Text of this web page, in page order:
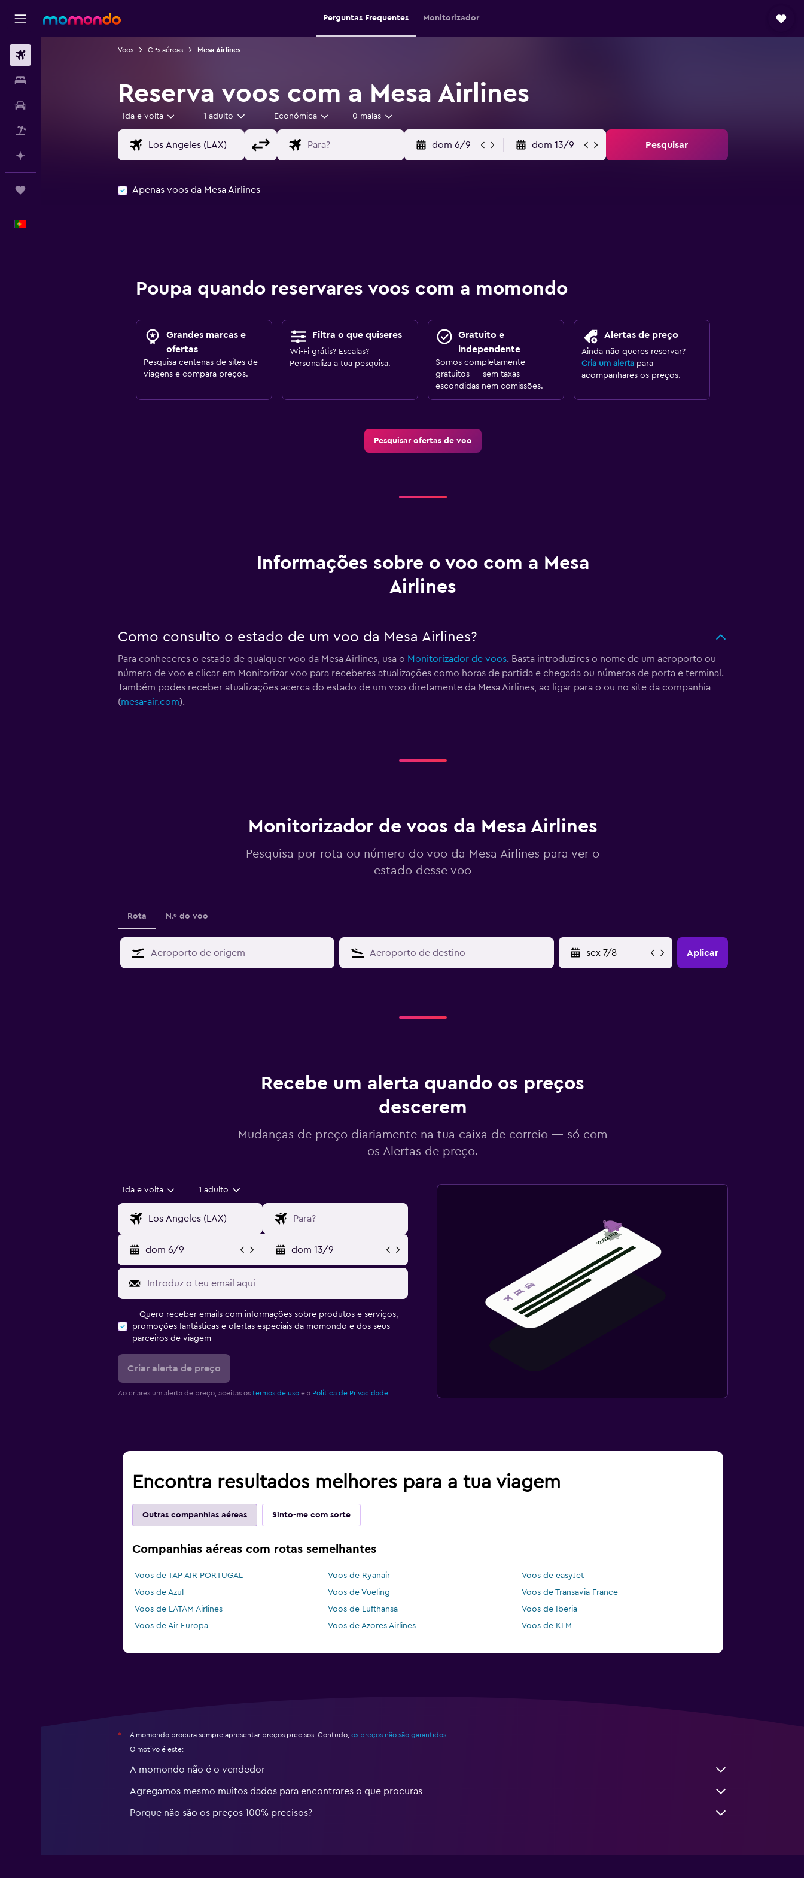
Perguntas Frequentes Monitorizador
Voos C.ªs aéreas Mesa Airlines
Reserva voos com a Mesa Airlines
Ida e volta 1 adulto Económica 0 malas
dom 6/9 dom 13/9 Pesquisar
Apenas voos da Mesa Airlines
Poupa quando reservares voos com a momondo
Grandes marcas e
ofertas
Pesquisa centenas de sites de
viagens e compara preços.
Filtra o que quiseres
Wi-Fi grátis? Escalas?
Personaliza a tua pesquisa.
Gratuito e
independente
Somos completamente
gratuitos — sem taxas
escondidas nem comissões.
Alertas de preço
Ainda não queres reservar?
Cria um alertapara
acompanhares os preços.
Pesquisar ofertas de voo
Informações sobre o voo com a Mesa
Airlines
Como consulto o estado de um voo da Mesa Airlines?
Para conheceres o estado de qualquer voo da Mesa Airlines, usa o Monitorizador de voos. Basta introduzires o nome de um aeroporto ou
número de voo e clicar em Monitorizar voo para receberes atualizações como horas de partida e chegada ou números de porta e terminal.
Também podes receber atualizações acerca do estado de um voo diretamente da Mesa Airlines, ao ligar para o ou no site da companhia
(mesa-air.com).
Monitorizador de voos da Mesa Airlines
Pesquisa por rota ou número do voo da Mesa Airlines para ver o
estado desse voo
Rota N.º do voo
Aplicar
Recebe um alerta quando os preços
descerem
Mudanças de preço diariamente na tua caixa de correio — só com
os Alertas de preço.
Ida e volta 1 adulto
dom 6/9 dom 13/9
Quero receber emails com informações sobre produtos e serviços,
promoções fantásticas e ofertas especiais da momondo e dos seus
parceiros de viagem
Criar alerta de preço
Ao criares um alerta de preço, aceitas os termos de usoe a Política de Privacidade.
Encontra resultados melhores para a tua viagem
Outras companhias aéreas Sinto-me com sorte
Companhias aéreas com rotas semelhantes
Voos de TAP AIR PORTUGAL Voos de Ryanair
Voos de easyJet
Voos de Azul
Voos de Vueling
Voos de Transavia France
Voos de LATAM Airlines
Voos de Lufthansa
Voos de Iberia
Voos de Air Europa
Voos de Azores Airlines Voos de KLM
* A momondo procura sempre apresentar preços precisos. Contudo, os preços não são garantidos.
O motivo é este:
A momondo não é o vendedor
Agregamos mesmo muitos dados para encontrares o que procuras
Porque não são os preços 100% precisos?